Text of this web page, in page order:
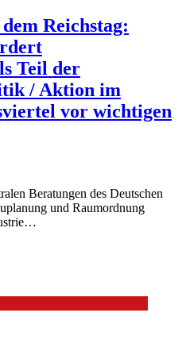
Reichstag:
Teil der
/ Aktion im
vor wichtigen
Beratungen des Deutschen
und Raumordnung